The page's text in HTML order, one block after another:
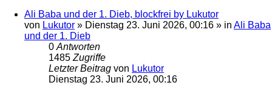
Ali Baba und der 1. Dieb, blockfrei by Lukutor
von Lukutor » Dienstag 23. Juni 2026, 00:16 » in Ali Baba
und der 1. Dieb
0 Antworten
1485 Zugriffe
Letzter Beitrag von Lukutor
Dienstag 23. Juni 2026, 00:16